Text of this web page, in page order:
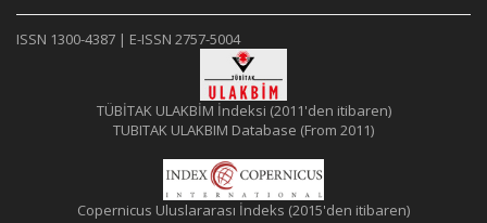
ISSN 1300-4387 | E-ISSN 2757-5004
TÜBİTAK ULAKBİM İndeksi (2011'den itibaren)
TUBITAK ULAKBIM Database (From 2011)
Copernicus Uluslararası İndeks (2015'den itibaren)